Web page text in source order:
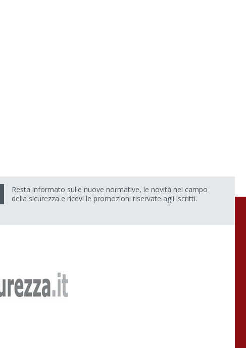
Resta informato sulle nuove normative, le novità nel campo
della sicurezza e ricevi le promozioni riservate agli iscritti.